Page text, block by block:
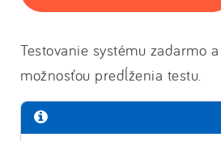
Testovanie systému zadarmo
možnosťou predĺženia testu.